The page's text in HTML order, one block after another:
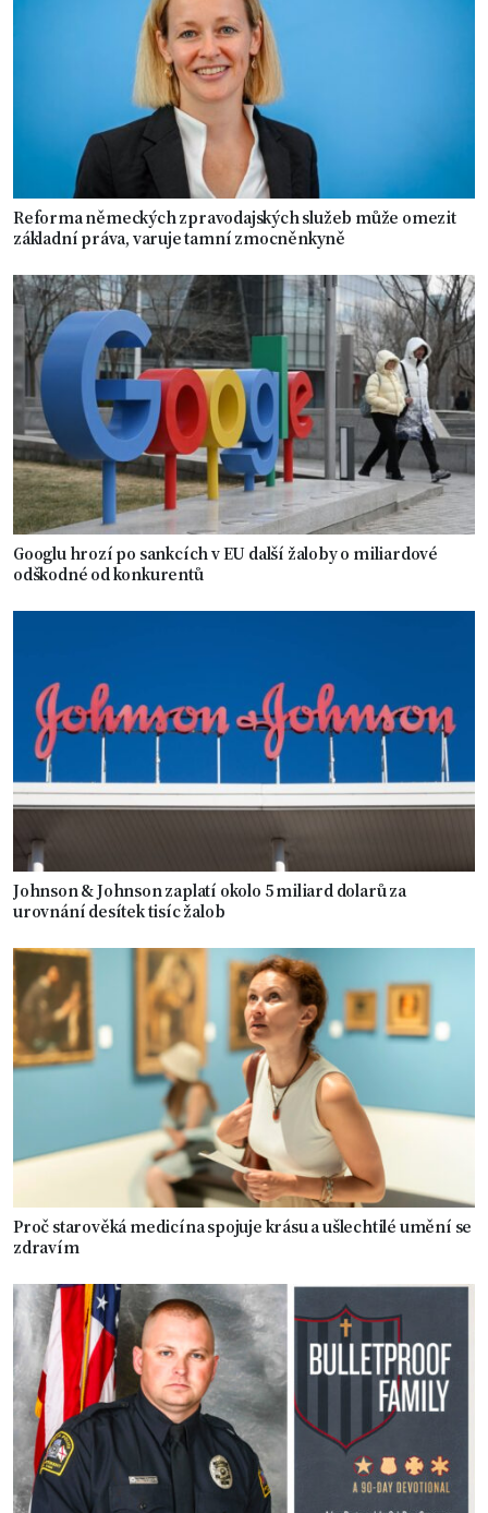
Reforma německých zpravodajských služeb může omezit
základní práva, varuje tamní zmocněnkyně
Googlu hrozí po sankcích v EU další žaloby o miliardové
odškodné od konkurentů
Johnson & Johnson zaplatí okolo 5 miliard dolarů za
urovnání desítek tisíc žalob
Proč starověká medicína spojuje krásu a ušlechtilé umění se
zdravím